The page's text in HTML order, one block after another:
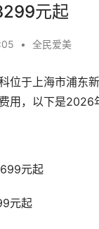
元起
• 全民爱美
位于上海市浦东
用，以下是2026
元起
元起